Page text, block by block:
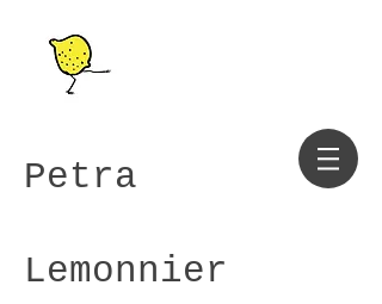
Petra
Lemonnier